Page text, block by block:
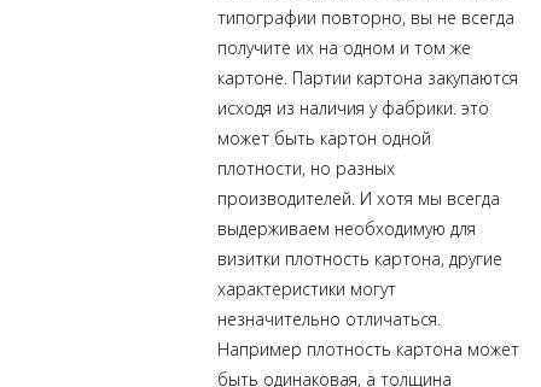
типографии повторно, вы не всегда
получите их на одном и том же
картоне. Партии картона закупаются
исходя из наличия у фабрики. это
может быть картон одной
плотности, но разных
производителей. И хотя мы всегда
выдерживаем необходимую для
визитки плотность картона, другие
характеристики могут
незначительно отличаться.
Например плотность картона может
быть одинаковая, а толщина